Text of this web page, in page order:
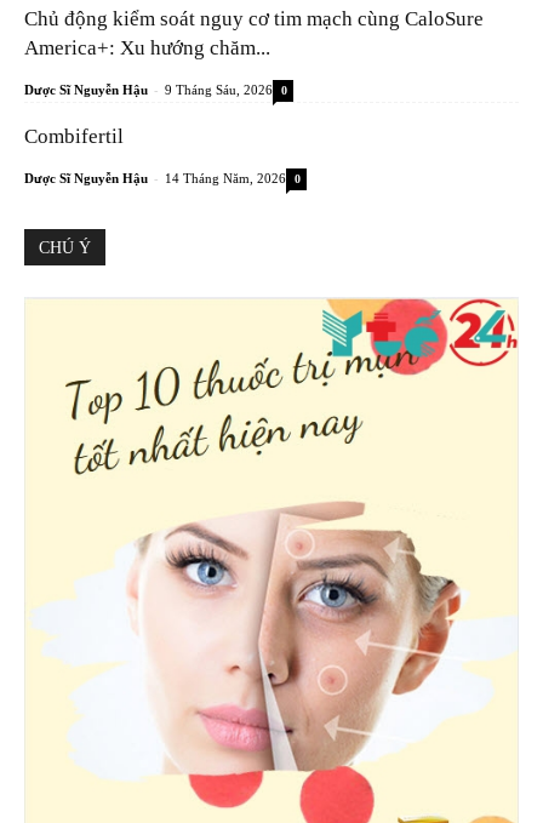
Chủ động kiểm soát nguy cơ tim mạch cùng CaloSure
America+: Xu hướng chăm...
Dược Sĩ Nguyễn Hậu - 9 Tháng Sáu, 2026 0
Combifertil
Dược Sĩ Nguyễn Hậu - 14 Tháng Năm, 2026 0
CHÚ Ý